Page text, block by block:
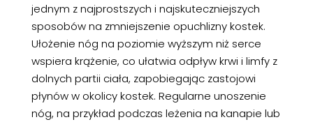
jednym z najprostszych i najskuteczniejszych
sposobów na zmniejszenie opuchlizny kostek.
Ułożenie nóg na poziomie wyższym niż serce
wspiera krążenie, co ułatwia odpływ krwi i limfy z
dolnych partii ciała, zapobiegając zastojowi
płynów w okolicy kostek. Regularne unoszenie
nóg, na przykład podczas leżenia na kanapie lub